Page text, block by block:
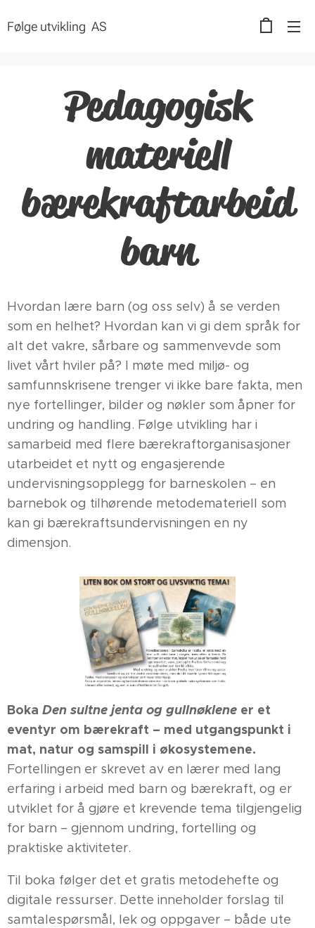
Følge utvikling AS
Pedagogisk
materiell
bærekraftarbeid
barn
Hvordan lære barn (og oss selv) å se verden
som en helhet? Hvordan kan vi gi dem språk for
alt det vakre, sårbare og sammenvevde som
livet vårt hviler på? I møte med miljø- og
samfunnskrisene trenger vi ikke bare fakta, men
nye fortellinger, bilder og nøkler som åpner for
undring og handling. Følge utvikling har i
samarbeid med flere bærekraftorganisasjoner
utarbeidet et nytt og engasjerende
undervisningsopplegg for barneskolen – en
barnebok og tilhørende metodemateriell som
kan gi bærekraftsundervisningen en ny
dimensjon.
Boka Den sultne jenta og gullnøklene er et
eventyr om bærekraft – med utgangspunkt i
mat, natur og samspill i økosystemene.
Fortellingen er skrevet av en lærer med lang
erfaring i arbeid med barn og bærekraft, og er
utviklet for å gjøre et krevende tema tilgjengelig
for barn – gjennom undring, fortelling og
praktiske aktiviteter.
Til boka følger det et gratis metodehefte og
digitale ressurser. Dette inneholder forslag til
samtalespørsmål, lek og oppgaver – både ute